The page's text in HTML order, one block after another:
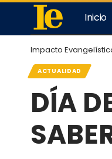
Inicio
Impacto
ACTUALIDAD
DÍA